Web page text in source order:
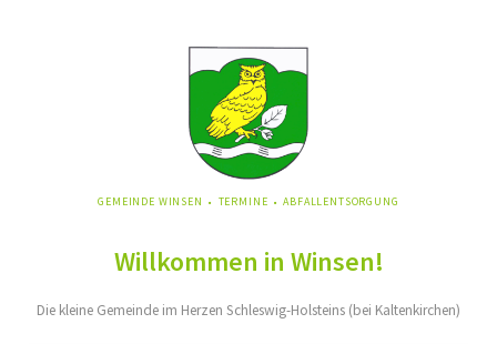
NAVIGATION
GEMEINDE WINSEN TERMINE ABFALLENTSORGUNG
Willkommen in Winsen!
Die kleine Gemeinde im Herzen Schleswig-Holsteins (bei Kaltenkirchen)